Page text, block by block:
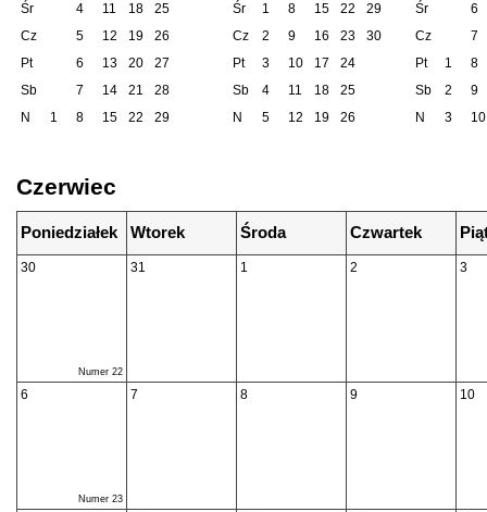
Śr
4 11 18
25
Cz
5 12 19
26
Pt
6 13 20
27
Sb
7 14 21
28
N
1 8 15 22 29
Śr
1 8 15 22
29
Cz
2 9 16 23
30
Pt
3 10 17
24
Sb
4 11 18
25
N
5 12 19 26
Śr
6
Cz
7
Pt
1
8
Sb
2
9
N
3 10
Czerwiec
Poniedziałek Wtorek Środa Czwartek
30
Numer 22
31 1 2 3
6
Numer 23
7 8 9 10